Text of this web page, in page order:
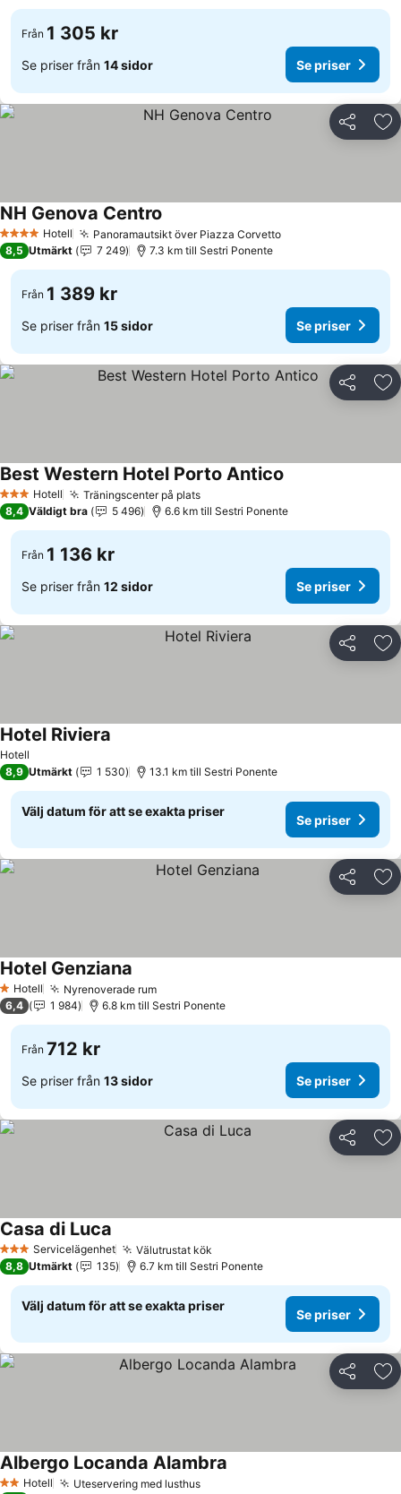
Från 1 305 kr
Se priser från 14 sidor Se priser
Dela
4 StjärnorHotell Panoramautsikt över Piazza Corvetto
NH Genova Centro
8,5 Utmärkt 7 249 7.3 km till Sestri Ponente
Från 1 389 kr
Se priser från 15 sidor Se priser
Dela
3 StjärnorHotell Träningscenter på plats
Best Western Hotel Porto Antico
8,4 Väldigt bra 5 496 6.6 km till Sestri Ponente
Från 1 136 kr
Se priser från 12 sidor Se priser
Dela
Hotell
Hotel Riviera
8,9 Utmärkt 1 530 13.1 km till Sestri Ponente
Välj datum för att se exakta priser
Se priser
Dela
1 Stjärnor
Hotell Nyrenoverade rum
Hotel Genziana
6,4 1 984 6.8 km till Sestri Ponente
Från 712 kr
Se priser från 13 sidor Se priser
Dela
3 StjärnorServicelägenhet Välutrustat kök
Casa di Luca
8,8 Utmärkt 135 6.7 km till Sestri Ponente
Välj datum för att se exakta priser
Se priser
Dela
2 Stjärnor
Hotell Uteservering med lusthus
Albergo Locanda Alambra